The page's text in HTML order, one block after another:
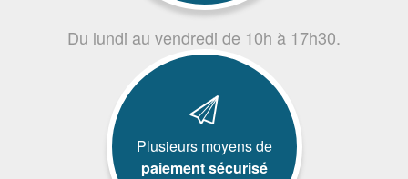
Du lundi au vendredi de 10h à 17h30.
Plusieurs moyens de
paiement sécurisé